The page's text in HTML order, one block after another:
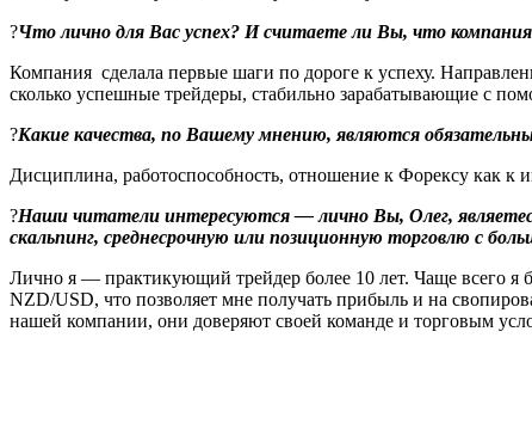
?Что лично для Вас успех? И считаете ли Вы, что
Компания сделала первые шаги по дороге к успеху.
сколько успешные трейдеры, стабильно зарабатывающие с
?Какие качества, по Вашему мнению, являются
Дисциплина, работоспособность, отношение к Форексу как к
?Наши читатели интересуются — лично Вы, Олег,
скальпинг, среднесрочную или позиционную торговлю с
Лично я — практикующий трейдер более 10 лет. Чаще всего
NZD/USD, что позволяет мне получать прибыль и на
нашей компании, они доверяют своей команде и торговым